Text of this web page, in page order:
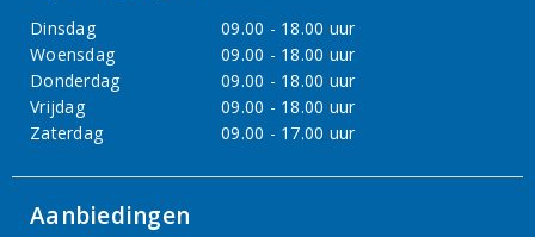
Dinsdag
09.00 - 18.00 uur
Woensdag
09.00 - 18.00 uur
Donderdag
09.00 - 18.00 uur
Vrijdag
09.00 - 18.00 uur
Zaterdag
09.00 - 17.00 uur
Aanbiedingen